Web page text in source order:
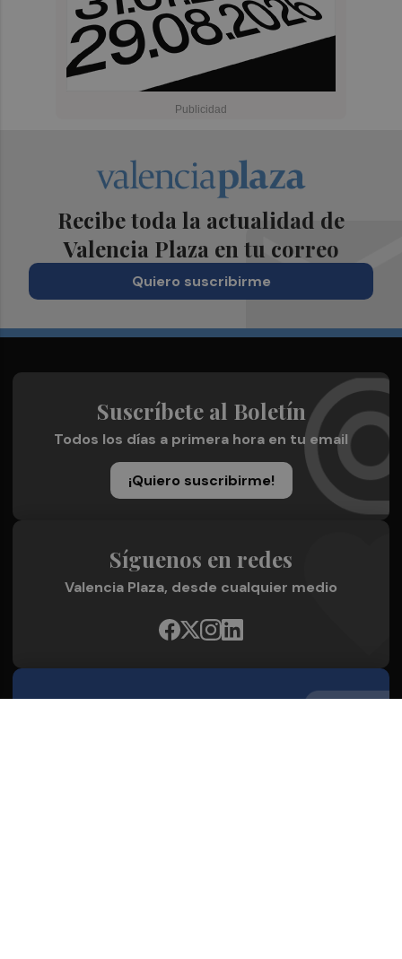
Recibe toda la actualidad de
Valencia Plaza en tu correo
Quiero suscribirme
Suscríbete al Boletín
Todos los días a primera hora en tu email
¡Quiero suscribirme!
Síguenos en redes
Valencia Plaza, desde cualquier medio
Quienes Somos